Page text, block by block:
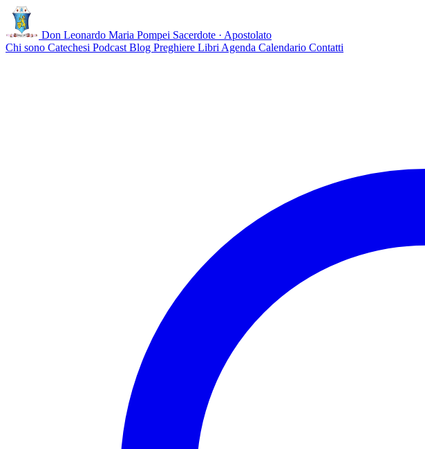
Don Leonardo Maria Pompei Sacerdote · Apostolato
Chi sono Catechesi Podcast Blog Preghiere Libri Agenda Calendario Contatti